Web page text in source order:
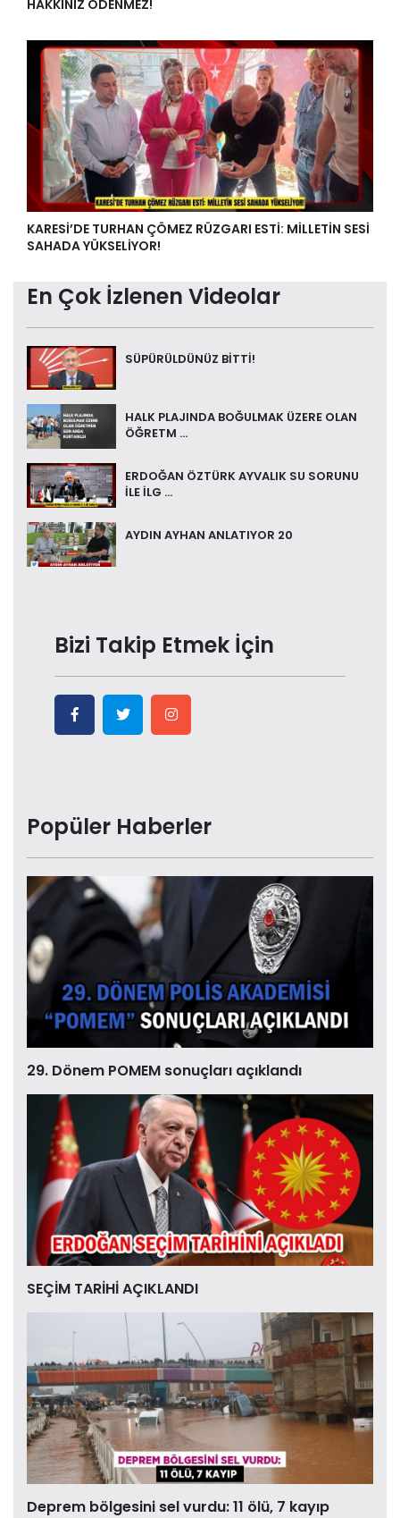
HAKKINIZ ÖDENMEZ!
KARESİ’DE TURHAN ÇÖMEZ RÜZGARI ESTİ: MİLLETİN SESİ
SAHADA YÜKSELİYOR!
En Çok İzlenen Videolar
SÜPÜRÜLDÜNÜZ BİTTİ!
HALK PLAJINDA BOĞULMAK ÜZERE OLAN
ÖĞRETM ...
ERDOĞAN ÖZTÜRK AYVALIK SU SORUNU
İLE İLG ...
AYDIN AYHAN ANLATIYOR 20
Bizi Takip Etmek İçin
Popüler Haberler
29. Dönem POMEM sonuçları açıklandı
SEÇİM TARİHİ AÇIKLANDI
Deprem bölgesini sel vurdu: 11 ölü, 7 kayıp